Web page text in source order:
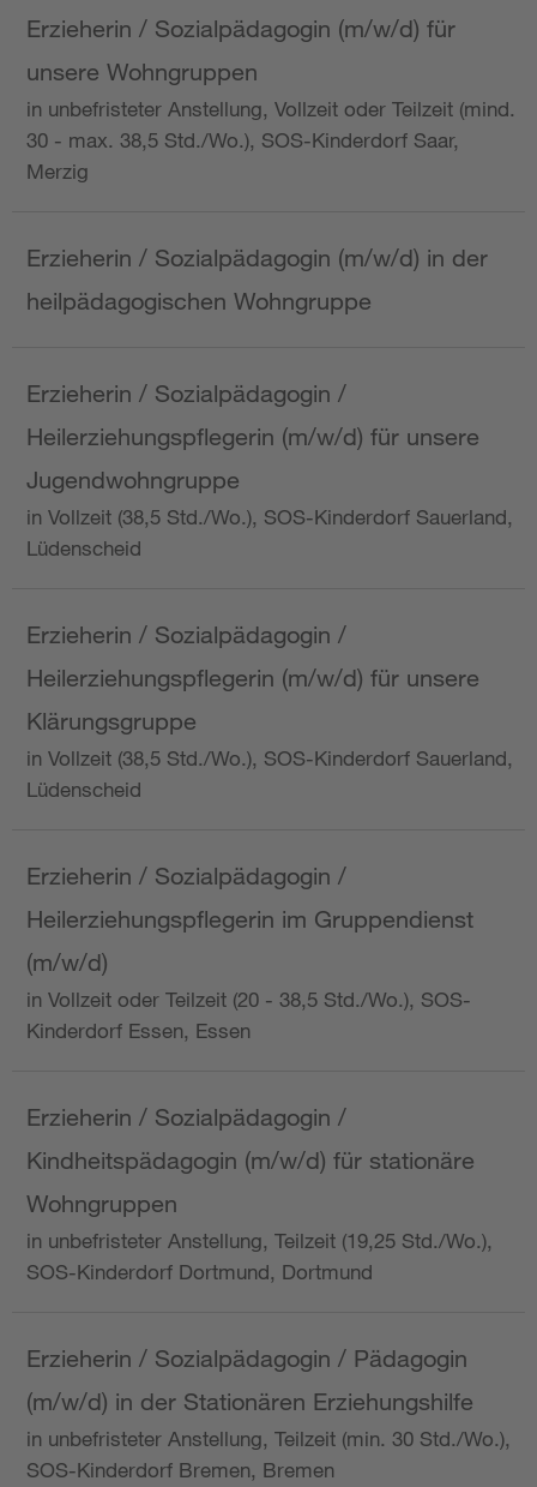
Erzieherin / Sozialpädagogin (m/w/d) für
unsere Wohngruppen
in unbefristeter Anstellung, Vollzeit oder Teilzeit (mind.
30 - max. 38,5 Std./Wo.), SOS-Kinderdorf Saar,
Merzig
Erzieherin / Sozialpädagogin (m/w/d) in der
heilpädagogischen Wohngruppe
Erzieherin / Sozialpädagogin /
Heilerziehungspflegerin (m/w/d) für unsere
Jugendwohngruppe
in Vollzeit (38,5 Std./Wo.), SOS-Kinderdorf Sauerland,
Lüdenscheid
Erzieherin / Sozialpädagogin /
Heilerziehungspflegerin (m/w/d) für unsere
Klärungsgruppe
in Vollzeit (38,5 Std./Wo.), SOS-Kinderdorf Sauerland,
Lüdenscheid
Erzieherin / Sozialpädagogin /
Heilerziehungspflegerin im Gruppendienst
(m/w/d)
in Vollzeit oder Teilzeit (20 - 38,5 Std./Wo.), SOS-
Kinderdorf Essen, Essen
Erzieherin / Sozialpädagogin /
Kindheitspädagogin (m/w/d) für stationäre
Wohngruppen
in unbefristeter Anstellung, Teilzeit (19,25 Std./Wo.),
SOS-Kinderdorf Dortmund, Dortmund
Erzieherin / Sozialpädagogin / Pädagogin
(m/w/d) in der Stationären Erziehungshilfe
in unbefristeter Anstellung, Teilzeit (min. 30 Std./Wo.),
SOS-Kinderdorf Bremen, Bremen